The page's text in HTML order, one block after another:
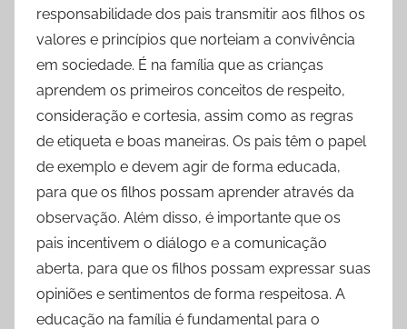
responsabilidade dos pais transmitir aos filhos os
valores e princípios que norteiam a convivência
em sociedade. É na família que as crianças
aprendem os primeiros conceitos de respeito,
consideração e cortesia, assim como as regras
de etiqueta e boas maneiras. Os pais têm o papel
de exemplo e devem agir de forma educada,
para que os filhos possam aprender através da
observação. Além disso, é importante que os
pais incentivem o diálogo e a comunicação
aberta, para que os filhos possam expressar suas
opiniões e sentimentos de forma respeitosa. A
educação na família é fundamental para o